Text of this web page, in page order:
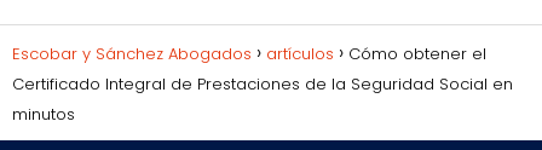
Escobar y Sánchez Abogados artículos
Cómo obtener el
Certificado Integral de Prestaciones de la Seguridad Social en
minutos